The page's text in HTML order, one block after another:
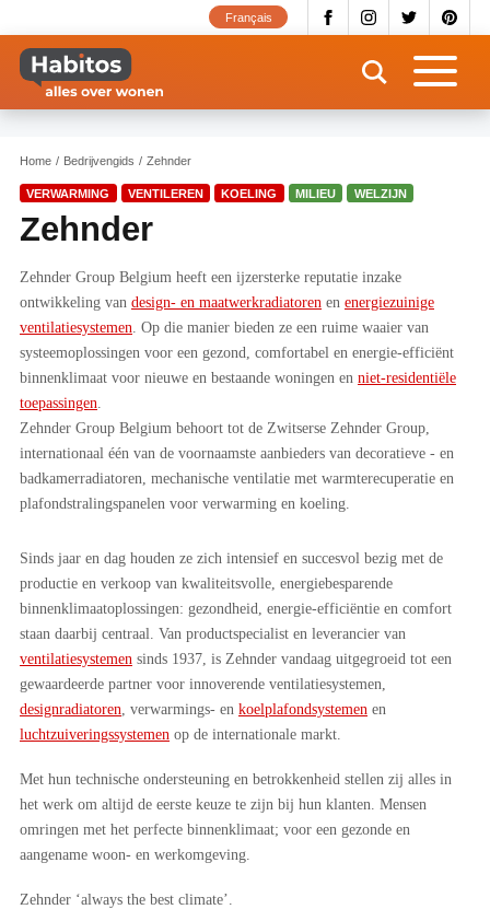
naar
inhoud
gaan
Français
Home Bedrijvengids Zehnder
VERWARMING VENTILEREN KOELING MILIEU WELZIJN
Zehnder
Zehnder Group Belgium heeft een ijzersterke reputatie inzake
ontwikkeling van design- en maatwerkradiatoren en energiezuinige
ventilatiesystemen . Op die manier bieden ze een ruime waaier van
systeemoplossingen voor een gezond, comfortabel en energie-efficiënt
binnenklimaat voor nieuwe en bestaande woningen en niet-residentiële
toepassingen
Zehnder Group Belgium behoort tot de Zwitserse Zehnder Group,
internationaal één van de voornaamste aanbieders van decoratieve - en
badkamerradiatoren, mechanische ventilatie met warmterecuperatie en
plafondstralingspanelen voor verwarming en koeling.
Sinds jaar en dag houden ze zich intensief en succesvol bezig met de
productie en verkoop van kwaliteitsvolle, energiebesparende
binnenklimaatoplossingen: gezondheid, energie-efficiëntie en comfort
staan daarbij centraal. Van productspecialist en leverancier van
ventilatiesystemen sinds 1937, is Zehnder vandaag uitgegroeid tot een
gewaardeerde partner voor innoverende ventilatiesystemen,
designradiatoren , verwarmings- en koelplafondsystemen en
luchtzuiveringssystemen op de internationale markt.
Met hun technische ondersteuning en betrokkenheid stellen zij alles in
het werk om altijd de eerste keuze te zijn bij hun klanten. Mensen
omringen met het perfecte binnenklimaat; voor een gezonde en
aangename woon- en werkomgeving.
Zehnder ‘always the best climate’.